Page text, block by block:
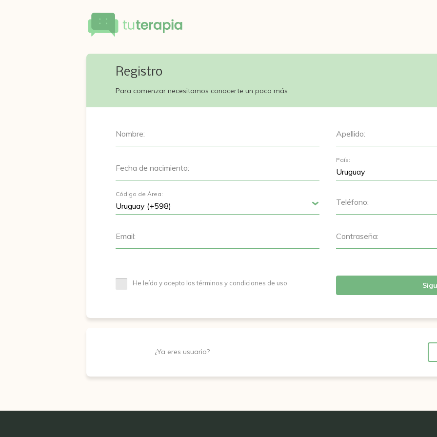
Registro
Para comenzar necesitamos conocerte un poco más
Nombre: Apellido:
Fecha de nacimiento:
País:
Código de Área:
Teléfono:
Email: Contraseña:
He leído y acepto los términos y condiciones de uso
¿Ya eres usuario?